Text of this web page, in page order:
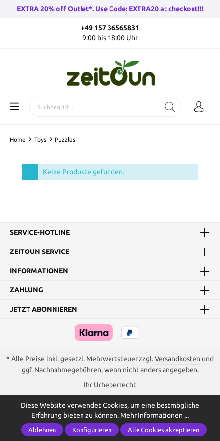
EXTRA 20% off Outlet*. Use Code: EXTRA20 at checkout!!!
+49 157 36565831
9:00 bis 18:00 Uhr
Home Toys Puzzles
Keine Produkte gefunden.
SERVICE-HOTLINE
ZEITOUN SERVICE
INFORMATIONEN
ZAHLUNG
JETZT ABONNIEREN
* Alle Preise inkl. gesetzl. Mehrwertsteuer zzgl.Versandkosten und
ggf. Nachnahmegebühren, wenn nicht anders angegeben.
Ihr Urheberrecht
Diese Website verwendet Cookies, um eine bestmögliche
Erfahrung bieten zu können. Mehr Informationen ...
Ablehnen Konfigurieren Alle Cookies akzeptieren